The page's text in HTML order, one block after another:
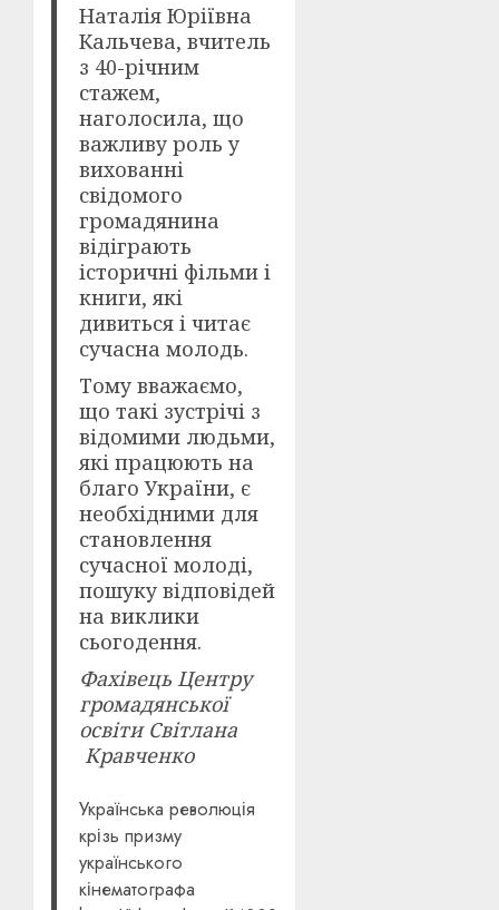
Наталія Юріївна
Кальчева, вчитель
з 40-річним
стажем,
наголосила, що
важливу роль у
вихованні
свідомого
громадянина
відіграють
історичні фільми і
книги, які
дивиться і читає
сучасна молодь.
Тому вважаємо,
що такі зустрічі з
відомими людьми,
які працюють на
благо України, є
необхідними для
становлення
сучасної молоді,
пошуку відповідей
на виклики
сьогодення.
Фахівець Центру
громадянської
освіти Світлана
Кравченко
Українська революція
крізь призму
українського
кінематографа